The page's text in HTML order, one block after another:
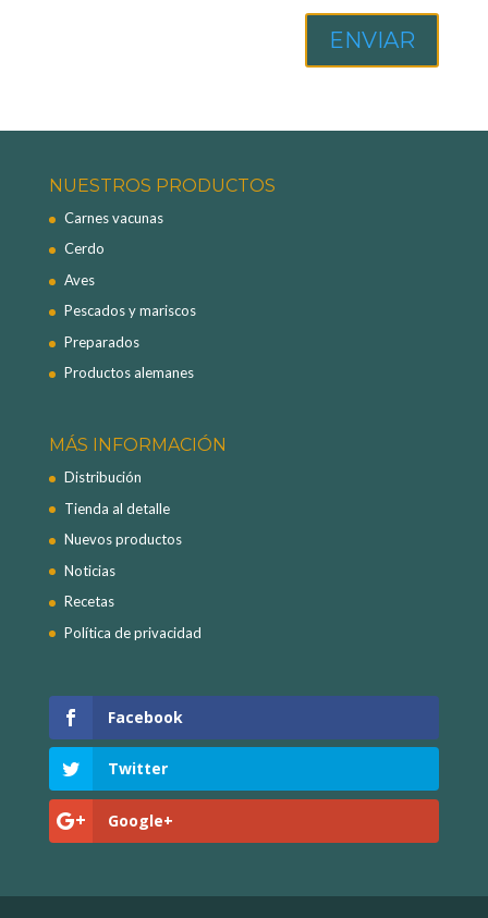
ENVIAR
NUESTROS PRODUCTOS
Carnes vacunas
Cerdo
Aves
Pescados y mariscos
Preparados
Productos alemanes
MÁS INFORMACIÓN
Distribución
Tienda al detalle
Nuevos productos
Noticias
Recetas
Política de privacidad
Facebook
Twitter
Google+